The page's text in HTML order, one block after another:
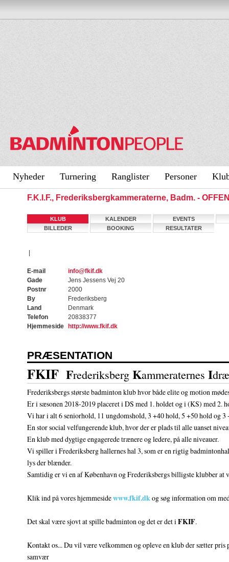
Nyheder Turnering Ranglister Personer
F.K.I.F., Frederiksbergkammeraterne, Badm. -
KLUB KALENDER
EVENTS
BILLEDER
BOOKING RESULTATER
E-mail
info@fkif.dk
Gade
Jens Jessens Vej 20
Postnr
2000
By
Frederiksberg
Land
Denmark
Telefon
20838377
Hjemmeside
http://www.fkif.dk
PRÆSENTATION
FKIF Frederiksberg Kammeraternes I
Frederiksbergs største badminton klub hvor både elite og motion
Er i sæsonen 2018-2019 placeret i DS med 1. holdet og i (KS) med 2.
Vi har i alt 6 seniorhold, 11 ungdomshold, 3 +40 hold, 5 +50 hold og 3
En stor social velfungerende klub, hvor der er plads til alle uanset
En klub med dygtige engagerede trænere og ledere, på alle niveauer.
Vi spiller i Frederiksberg hallernes hal 3, som er en rigtig
lys der blænder.
Samtidig er vi en af København og Frederiksbergs billigste klubber at
Klik ind på vores hjemmesidewww.fkif.dkog søg information om
Det skal være sjovt at spille badminton og det er det iFKIF.
Kontakt os... Du vil være velkommen og opleve en klub der sætter pris
samvær